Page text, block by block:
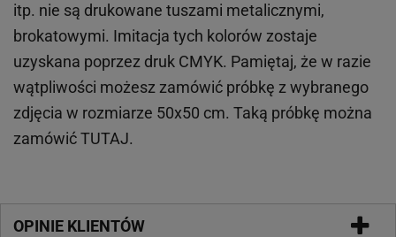
itp. nie są drukowane tuszami metalicznymi,
brokatowymi. Imitacja tych kolorów zostaje
uzyskana poprzez druk CMYK. Pamiętaj, że w razie
wątpliwości możesz zamówić próbkę z wybranego
zdjęcia w rozmiarze 50x50 cm. Taką próbkę można
zamówićTUTAJ.
OPINIE KLIENTÓW